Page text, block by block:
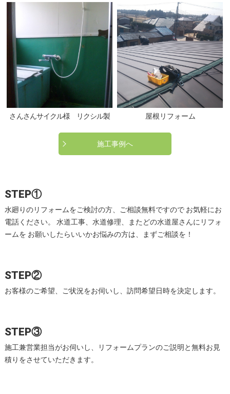
さんさんサイクル様 リクシル製 屋根リフォーム
施工事例へ
STEP①
水廻りのリフォームをご検討の方、ご相談無料ですので お気軽にお
電話ください。 水道工事、水道修理、またどの水道屋さんにリフォ
ームを お願いしたらいいかお悩みの方は、まずご相談を！
STEP②
お客様のご希望、ご状況をお伺いし、訪問希望日時を決定します。
STEP③
施工兼営業担当がお伺いし、リフォームプランのご説明と無料お見
積りをさせていただきます。